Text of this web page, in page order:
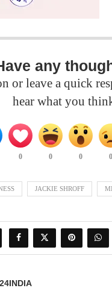
any
or leave a quick
hear what you
0 0 0
JACKIE SHROFF